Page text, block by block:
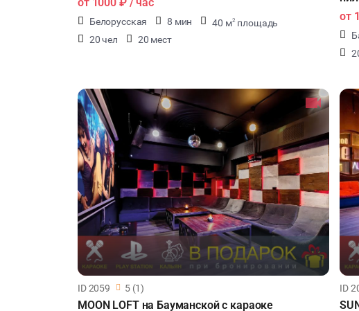
Белорусская 8 мин 40 м2 площадь
20 чел
20 мест
от
ID 2059 5 (1)
MOON LOFT на Бауманской с караоке
ID